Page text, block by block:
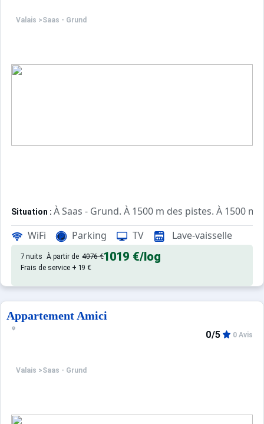
Valais >Saas - Grund
Situation : À Saas - Grund. À 1500 m des pistes. À 1500
Appartement de particulier : d'excellente qualité, de 65 m²
WiFi Parking TV Lave-vaisselle
7 nuits À partir de 4076 €1019 €/log
Frais de service + 19 €
Appartement Amici
Valais >Saas - Grund
0/5 0 Avis